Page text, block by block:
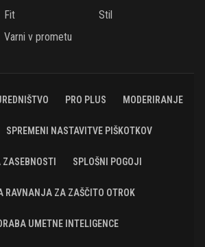
Fit
Stil
Varni v prometu
PRO PLUS MODERIRANJE
SPREMENI NASTAVITVE PIŠKOTKOV
SPLOŠNI POGOJI
RAVNANJA ZA ZAŠČITO OTROK
UMETNE INTELIGENCE